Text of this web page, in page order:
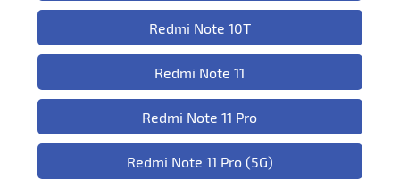
Redmi Note 10T
Redmi Note 11
Redmi Note 11 Pro
Redmi Note 11 Pro (5G)